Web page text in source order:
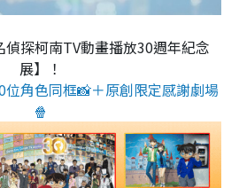
偵探柯南TV動畫播放30週年紀念
展】！
角色同框📸＋原創限定感謝劇場
🍿